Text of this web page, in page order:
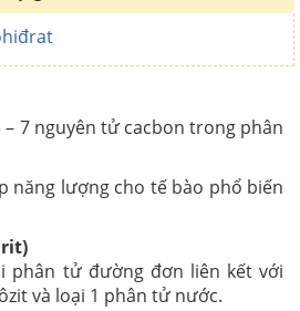
– 7 nguyên tử cacbon trong phân
năng lượng cho tế bào phổ biến
phân tử đường đơn liên kết với
và loại 1 phân tử nước.